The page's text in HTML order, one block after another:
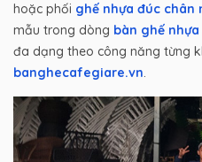
hoặc phối ghế nhựa đúc chân
mẫu trong dòng bàn ghế
đa dạng theo công năng từng
banghecafegiare.vn.